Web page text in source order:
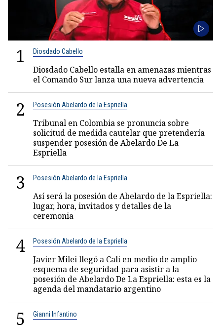
1 Diosdado Cabello
Diosdado Cabello estalla en amenazas mientras
el Comando Sur lanza una nueva advertencia
2 Posesión Abelardo de la Espriella
Tribunal en Colombia se pronuncia sobre
solicitud de medida cautelar que pretendería
suspender posesión de Abelardo De La
Espriella
3 Posesión Abelardo de la Espriella
Así será la posesión de Abelardo de la Espriella:
lugar, hora, invitados y detalles de la
ceremonia
4 Posesión Abelardo de la Espriella
Javier Milei llegó a Cali en medio de amplio
esquema de seguridad para asistir a la
posesión de Abelardo De La Espriella: esta es la
agenda del mandatario argentino
5 Gianni Infantino